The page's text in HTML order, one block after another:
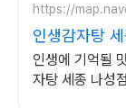
https://
인생감자탕
인생에 기억될
자탕 세종 나성